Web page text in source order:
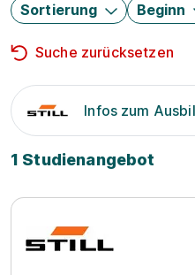
Sortierung Beginn
Suche zurücksetzen
Infos zum
1 Studienangebot